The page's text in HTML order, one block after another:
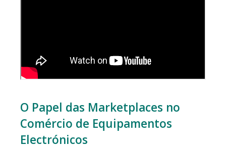
O Papel das Marketplaces no
Comércio de Equipamentos
Electrónicos